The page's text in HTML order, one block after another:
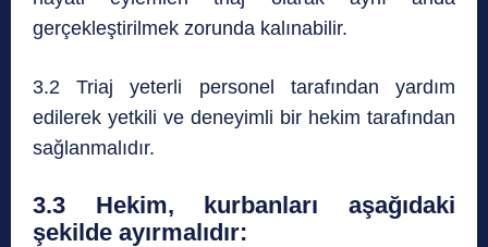
gerçekleştirilmek zorunda kalınabilir.
3.2 Triaj yeterli personel tarafından yardım
edilerek yetkili ve deneyimli bir hekim tarafından
sağlanmalıdır.
3.3 Hekim, kurbanları aşağıdaki
şekilde ayırmalıdır: